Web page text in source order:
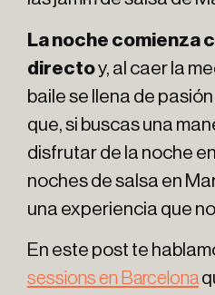
La noche comienza
directoy, al caer la
baile se llena de
que, si buscas una
disfrutar de la noche
noches de salsa en
una experiencia que
En este post te
sessions en Barcelona